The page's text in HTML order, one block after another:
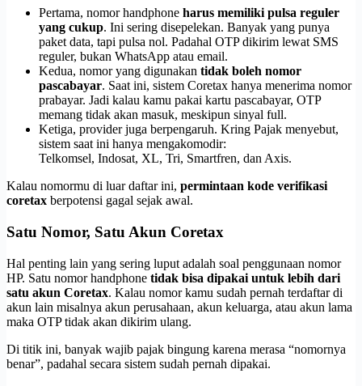
Pertama, nomor handphone harus memiliki pulsa reguler
yang cukup. Ini sering disepelekan. Banyak yang punya
paket data, tapi pulsa nol. Padahal OTP dikirim lewat SMS
reguler, bukan WhatsApp atau email.
Kedua, nomor yang digunakan tidak boleh nomor
pascabayar. Saat ini, sistem Coretax hanya menerima nomor
prabayar. Jadi kalau kamu pakai kartu pascabayar, OTP
memang tidak akan masuk, meskipun sinyal full.
Ketiga, provider juga berpengaruh. Kring Pajak menyebut,
sistem saat ini hanya mengakomodir:
Telkomsel, Indosat, XL, Tri, Smartfren, dan Axis.
Kalau nomormu di luar daftar ini, permintaan kode verifikasi
coretax berpotensi gagal sejak awal.
Satu Nomor, Satu Akun Coretax
Hal penting lain yang sering luput adalah soal penggunaan nomor
HP. Satu nomor handphone tidak bisa dipakai untuk lebih dari
satu akun Coretax. Kalau nomor kamu sudah pernah terdaftar di
akun lain misalnya akun perusahaan, akun keluarga, atau akun lama
maka OTP tidak akan dikirim ulang.
Di titik ini, banyak wajib pajak bingung karena merasa “nomornya
benar”, padahal secara sistem sudah pernah dipakai.